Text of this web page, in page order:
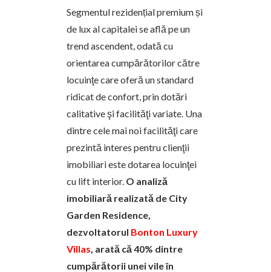
Segmentul rezidențial premium și
de lux al capitalei se află pe un
trend ascendent, odată cu
orientarea cumpărătorilor către
locuinţe care oferă un standard
ridicat de confort, prin dotări
calitative şi facilităţi variate. Una
dintre cele mai noi facilităţi care
prezintă interes pentru clienţii
imobiliari este dotarea locuinţei
cu lift interior. O analiză
imobiliară realizată de City
Garden Residence,
dezvoltatorul Bonton Luxury
Villas, arată că 40% dintre
cumpărătorii unei vile în